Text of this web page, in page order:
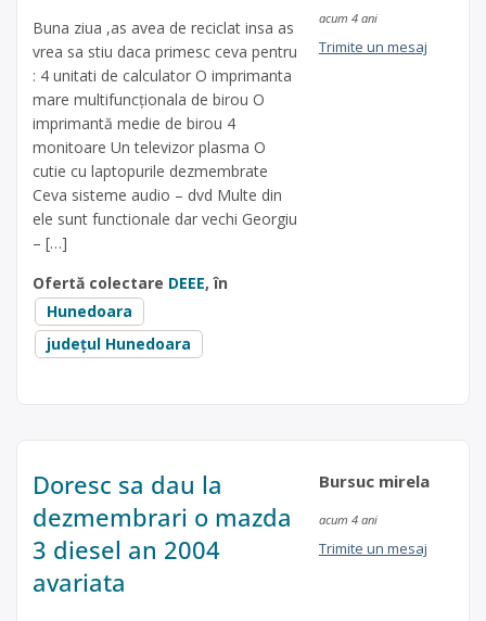
Buna ziua ,as avea de reciclat insa as
vrea sa stiu daca primesc ceva pentru
: 4 unitati de calculator O imprimanta
mare multifuncționala de birou O
imprimantă medie de birou 4
monitoare Un televizor plasma O
cutie cu laptopurile dezmembrate
Ceva sisteme audio – dvd Multe din
ele sunt functionale dar vechi Georgiu
– […]
Ofertă colectare DEEE, în
Hunedoara
județul Hunedoara
acum 4 ani
Trimite un mesaj
Doresc sa dau la
dezmembrari o mazda
3 diesel an 2004
avariata
Bursuc mirela
acum 4 ani
Trimite un mesaj